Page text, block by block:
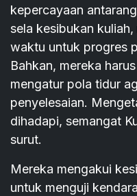
kepercayaan
sela kesibukan
waktu untuk progres
Bahkan, mereka
mengatur pola tidur
penyelesaian.
dihadapi, semangat
surut.
Mereka mengakui
untuk menguji